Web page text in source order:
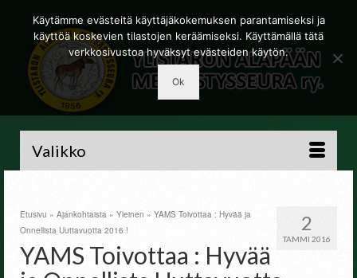
Valikko
2
TAMMI 2016
Etusivu » Ajankohtaista » Yleinen » YAMS Toivottaa : Hyvää ja
Onnellista Uuttavuotta 2016 !
YAMS Toivottaa : Hyvää
Käytämme evästeitä käyttäjäkokemuksen parantamiseksi ja
käyttöä koskevien tilastojen keräämiseksi. Käyttämällä tätä
verkkosivustoa hyväksyt evästeiden käytön.
Ok